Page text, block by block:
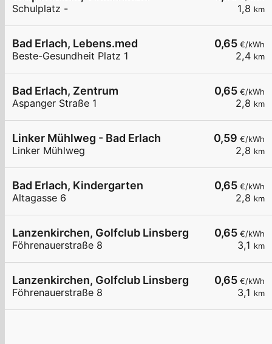
1,8 km
Schulplatz -
0,65 €/kWh
2,4 km
Bad Erlach, Lebens.med
Beste-Gesundheit Platz 1
0,65 €/kWh
2,8 km
Bad Erlach, Zentrum
Aspanger Straße 1
0,59 €/kWh
2,8 km
Linker Mühlweg - Bad Erlach
Linker Mühlweg
0,65 €/kWh
2,8 km
Bad Erlach, Kindergarten
Altagasse 6
0,65 €/kWh
3,1 km
Lanzenkirchen, Golfclub Linsberg
Föhrenauerstraße 8
0,65 €/kWh
3,1 km
Lanzenkirchen, Golfclub Linsberg
Föhrenauerstraße 8